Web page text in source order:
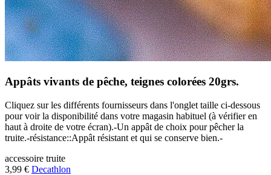
Appâts vivants de pêche, teignes colorées 20grs.
Cliquez sur les différents fournisseurs dans l'onglet taille ci-dessous
pour voir la disponibilité dans votre magasin habituel (à vérifier en
haut à droite de votre écran).-Un appât de choix pour pêcher la
truite.-résistance::Appât résistant et qui se conserve bien.-
accessoire truite
3,99 € Decathlon